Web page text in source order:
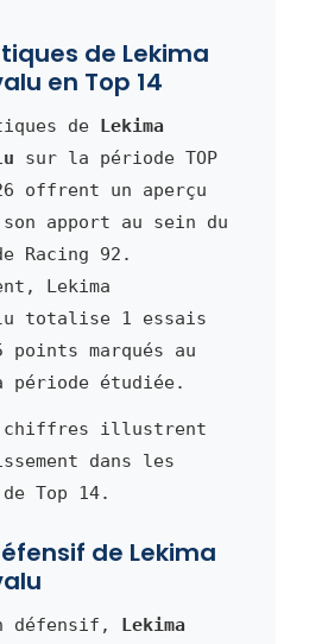
de Lekima
en Top 14
de Lekima
sur la période TOP
offrent un aperçu
apport au sein du
Racing 92.
Lekima
totalise 1 essais
marqués au
période étudiée.
chiffres illustrent
dans les
Top 14.
de Lekima
défensif, Lekima